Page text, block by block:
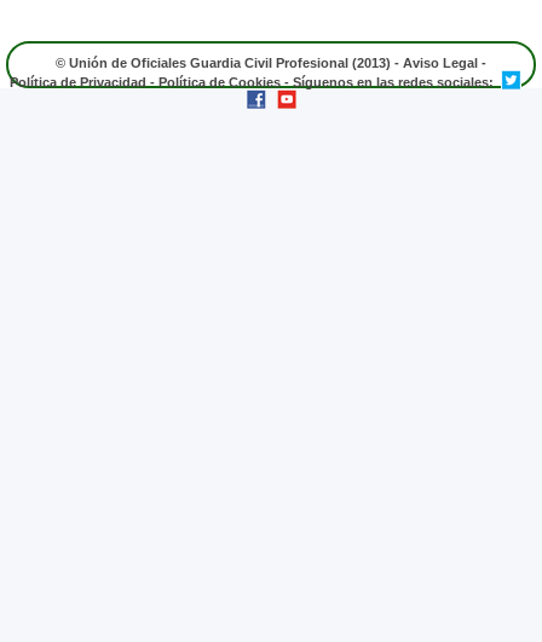
© Unión de Oficiales Guardia Civil Profesional (2013) - Aviso Legal -
Política de Privacidad - Política de Cookies - Síguenos en las redes sociales: